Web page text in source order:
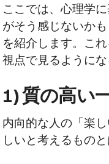
ここでは、心理学
がそう感じないか
を紹介します。こ
視点で見るようにな
1) 質の高い
内向的な人の「楽
しいと考えるもの